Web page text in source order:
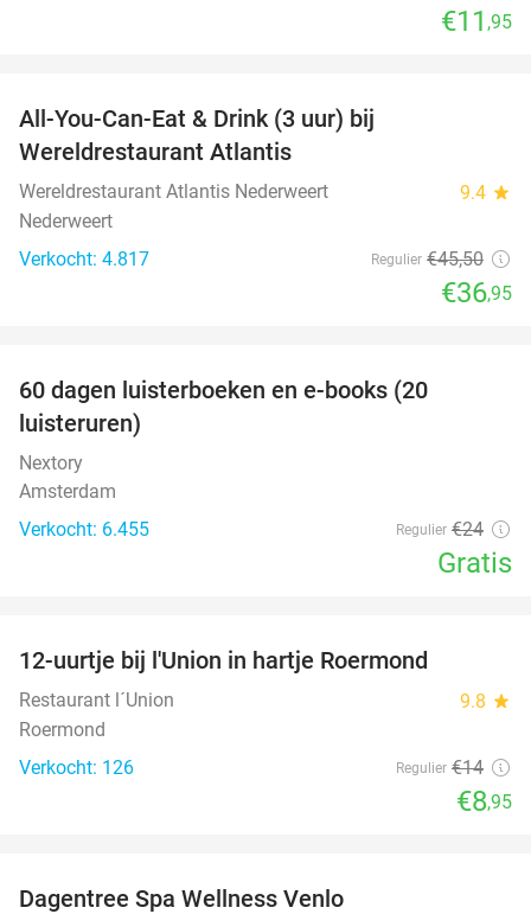
€11 ,95
All-You-Can-Eat & Drink (3 uur) bij
Wereldrestaurant Atlantis
Wereldrestaurant Atlantis Nederweert 9.4 star
Nederweert
Verkocht: 4.817
Regulier €45,50
€36,95
60 dagen luisterboeken en e-books (20
luisteruren)
Nextory
Amsterdam
Verkocht: 6.455
Regulier €24
Gratis
12-uurtje bij l'Union in hartje Roermond
Restaurant l´Union 9.8 star
Roermond
Verkocht: 126
Regulier €14
€8,95
Dagentree Spa Wellness Venlo